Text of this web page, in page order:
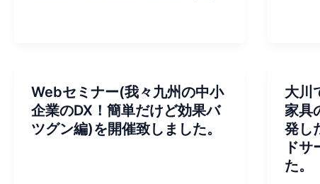
Webセミナー(我々九州の中小
企業のDX！簡単だけど効果バ
ツグン編)を開催致しました。
大川
家具
発し
ド
た。